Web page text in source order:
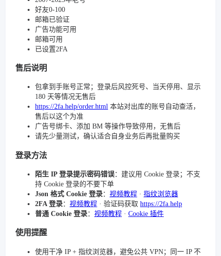
好友0-100
邮箱已验证
广告功能可用
邮箱可用
已设置2FA
售后说明
包拿到手账号正常；登录后风控死号、当天停用、显示
180 天等情况无售后
https://2fa.help/order.html 本站对出库的账号自动查活，
售后以这个为准
广告号绑卡、添加 BM 等操作导致停用，无售后
请先少量测试，确认适合自身业务后再批量购买
登录方法
陌生 IP 登录提示密码错误：建议用 Cookie 登录；不支
持 Cookie 登录的不要下单
Json 格式 Cookie 登录： 视频教程 · 指纹浏览器
2FA 登录： 视频教程 · 验证码获取 https://2fa.help
普通 Cookie 登录： 视频教程 · Cookie 插件
使用提醒
使用干净 IP + 指纹浏览器，避免公共 VPN；同一 IP 不